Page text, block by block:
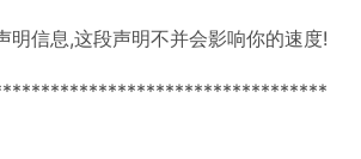
明信息,这段声明不并会影响你的速度!